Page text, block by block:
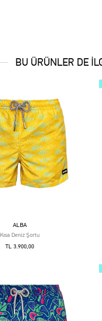
BU ÜRÜNLER DE
ALBA
Kısa Deniz Şortu
TL 3.900,00